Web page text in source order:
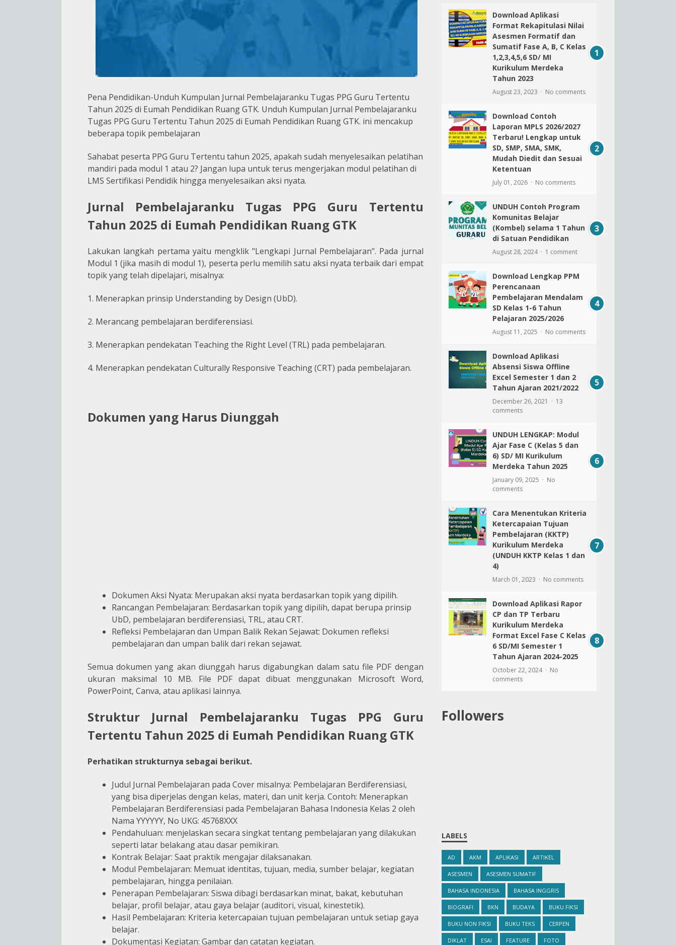
Pena Pendidikan-Unduh Kumpulan Jurnal Pembelajaranku Tugas PPG Guru Tertentu
Tahun 2025 di Eumah Pendidikan Ruang GTK. Unduh Kumpulan Jurnal Pembelajaranku
Tugas PPG Guru Tertentu Tahun 2025 di Eumah Pendidikan Ruang GTK. ini mencakup
beberapa topik pembelajaran
Sahabat peserta PPG Guru Tertentu tahun 2025, apakah sudah menyelesaikan pelatihan
mandiri pada modul 1 atau 2? Jangan lupa untuk terus mengerjakan modul pelatihan di
LMS Sertifikasi Pendidik hingga menyelesaikan aksi nyata.
Jurnal Pembelajaranku Tugas PPG Guru Tertentu
Tahun 2025 di Eumah Pendidikan Ruang GTK
Lakukan langkah pertama yaitu mengklik "Lengkapi Jurnal Pembelajaran". Pada jurnal
Modul 1 (jika masih di modul 1), peserta perlu memilih satu aksi nyata terbaik dari empat
topik yang telah dipelajari, misalnya:
1. Menerapkan prinsip Understanding by Design (UbD).
2. Merancang pembelajaran berdiferensiasi.
3. Menerapkan pendekatan Teaching the Right Level (TRL) pada pembelajaran.
4. Menerapkan pendekatan Culturally Responsive Teaching (CRT) pada pembelajaran.
Dokumen yang Harus Diunggah
Dokumen Aksi Nyata: Merupakan aksi nyata berdasarkan topik yang dipilih.
Rancangan Pembelajaran: Berdasarkan topik yang dipilih, dapat berupa prinsip
UbD, pembelajaran berdiferensiasi, TRL, atau CRT.
Refleksi Pembelajaran dan Umpan Balik Rekan Sejawat: Dokumen refleksi
pembelajaran dan umpan balik dari rekan sejawat.
Semua dokumen yang akan diunggah harus digabungkan dalam satu file PDF dengan
ukuran maksimal 10 MB. File PDF dapat dibuat menggunakan Microsoft Word,
PowerPoint, Canva, atau aplikasi lainnya.
Struktur Jurnal Pembelajaranku Tugas PPG Guru
Tertentu Tahun 2025 di Eumah Pendidikan Ruang GTK
Perhatikan strukturnya sebagai berikut.
Judul Jurnal Pembelajaran pada Cover misalnya: Pembelajaran Berdiferensiasi,
yang bisa diperjelas dengan kelas, materi, dan unit kerja. Contoh: Menerapkan
Pembelajaran Berdiferensiasi pada Pembelajaran Bahasa Indonesia Kelas 2 oleh
Nama YYYYYY, No UKG: 45768XXX
Pendahuluan: menjelaskan secara singkat tentang pembelajaran yang dilakukan
seperti latar belakang atau dasar pemikiran.
Kontrak Belajar: Saat praktik mengajar dilaksanakan.
Modul Pembelajaran: Memuat identitas, tujuan, media, sumber belajar, kegiatan
pembelajaran, hingga penilaian.
Penerapan Pembelajaran: Siswa dibagi berdasarkan minat, bakat, kebutuhan
belajar, profil belajar, atau gaya belajar (auditori, visual, kinestetik).
Hasil Pembelajaran: Kriteria ketercapaian tujuan pembelajaran untuk setiap gaya
belajar.
Dokumentasi Kegiatan: Gambar dan catatan kegiatan.
Download Aplikasi
Format Rekapitulasi Nilai
Asesmen Formatif dan
Sumatif Fase A, B, C Kelas
1,2,3,4,5,6 SD/ MI
Kurikulum Merdeka
Tahun 2023
August 23, 2023 No comments
Download Contoh
Laporan MPLS 2026/2027
Terbaru! Lengkap untuk
SD, SMP, SMA, SMK,
Mudah Diedit dan Sesuai
Ketentuan
July 01, 2026 No comments
UNDUH Contoh Program
Komunitas Belajar
(Kombel) selama 1 Tahun
di Satuan Pendidikan
August 28, 2024 1 comment
Download Lengkap PPM
Perencanaan
Pembelajaran Mendalam
SD Kelas 1-6 Tahun
Pelajaran 2025/2026
August 11, 2025 No comments
Download Aplikasi
Absensi Siswa Offline
Excel Semester 1 dan 2
Tahun Ajaran 2021/2022
December 26, 2021
13
comments
UNDUH LENGKAP: Modul
Ajar Fase C (Kelas 5 dan
6) SD/ MI Kurikulum
Merdeka Tahun 2025
January 09, 2025
No
comments
Cara Menentukan Kriteria
Ketercapaian Tujuan
Pembelajaran (KKTP)
Kurikulum Merdeka
(UNDUH KKTP Kelas 1 dan
4)
March 01, 2023 No comments
Download Aplikasi Rapor
CP dan TP Terbaru
Kurikulum Merdeka
Format Excel Fase C Kelas
6 SD/MI Semester 1
Tahun Ajaran 2024-2025
October 22, 2024
No
comments
Followers
LABELS
AD AKM APLIKASI ARTIKEL
ASESMEN ASESMEN SUMATIF
BAHASA INDONESIA BAHASA INGGRIS
BIOGRAFI BKN BUDAYA BUKU FIKSI
BUKU NON FIKSI BUKU TEKS CERPEN
DIKLAT ESAI FEATURE FOTO